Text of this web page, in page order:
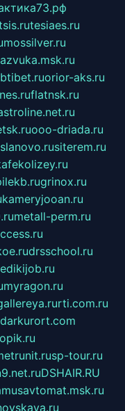
tesiaes.ru
mossilver.ru
orior-aks.ru
flatnsk.ru
ooo-driada.ru
siterem.ru
grinox.ru
kameryjooan.ru
metall-perm.ru
drsschool.ru
myragon.ru
rti.com.ru
sp-tour.ru
DSHAIR.RU
musavtomat.msk.ru